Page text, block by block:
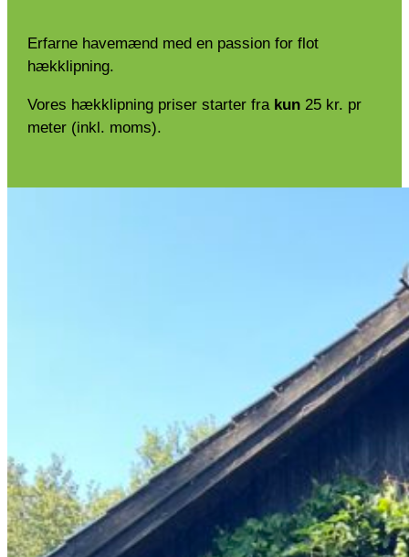
Erfarne havemænd med en passion for flot
hækklipning.
Vores hækklipning priser starter fra kun 25 kr. pr
meter (inkl. moms).